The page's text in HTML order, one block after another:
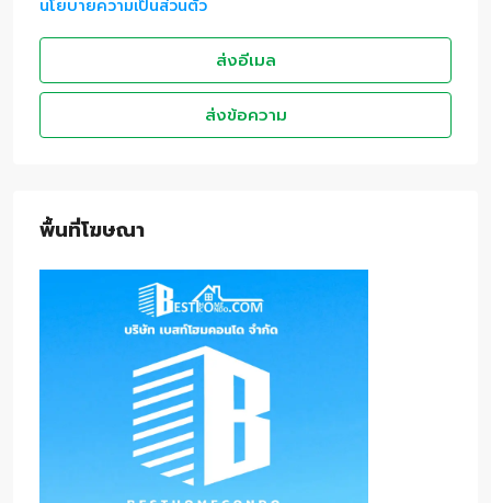
นโยบายความเป็นส่วนตัว
ส่งอีเมล
ส่งข้อความ
พื้นที่โฆษณา